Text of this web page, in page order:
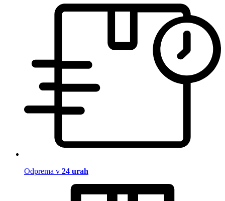
Odprema v 24 urah